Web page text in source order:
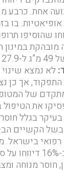
אחת. כרבע מ
בו
שהוסיפו
מובהקת
לא נמצא
אך כן
של
הפסיקו את
בגלל חוסר
בשל הקשיים
בישראל.
שהפסיקו את הטיפול
מנוחה